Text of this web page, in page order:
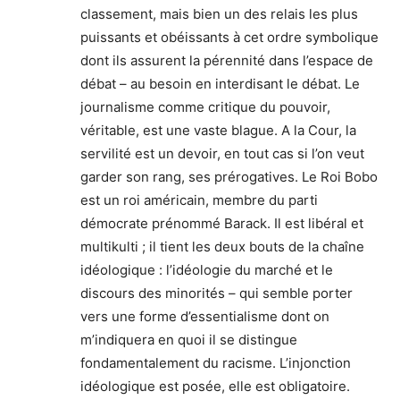
classement, mais bien un des relais les plus
puissants et obéissants à cet ordre symbolique
dont ils assurent la pérennité dans l’espace de
débat – au besoin en interdisant le débat. Le
journalisme comme critique du pouvoir,
véritable, est une vaste blague. A la Cour, la
servilité est un devoir, en tout cas si l’on veut
garder son rang, ses prérogatives. Le Roi Bobo
est un roi américain, membre du parti
démocrate prénommé Barack. Il est libéral et
multikulti ; il tient les deux bouts de la chaîne
idéologique : l’idéologie du marché et le
discours des minorités – qui semble porter
vers une forme d’essentialisme dont on
m’indiquera en quoi il se distingue
fondamentalement du racisme. L’injonction
idéologique est posée, elle est obligatoire.